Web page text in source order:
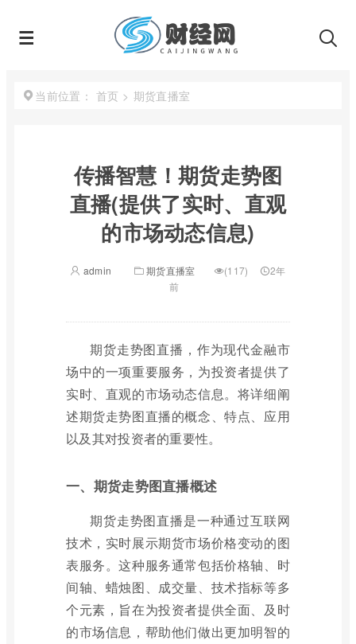
当前位置： 首页 > 期货直播室
传播智慧！期货走势图
直播(提供了实时、直观
的市场动态信息)
admin 期货直播室 (117)
2年
前
期货走势图直播，作为现代金融市
场中的一项重要服务，为投资者提供了
实时、直观的市场动态信息。将详细阐
述期货走势图直播的概念、特点、应用
以及其对投资者的重要性。
一、期货走势图直播概述
期货走势图直播是一种通过互联网
技术，实时展示期货市场价格变动的图
表服务。这种服务通常包括价格轴、时
间轴、蜡烛图、成交量、技术指标等多
个元素，旨在为投资者提供全面、及时
的市场信息，帮助他们做出更加明智的